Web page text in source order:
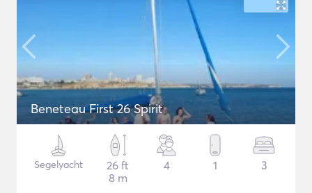
Beneteau First 26 Spirit
Segelyacht
26 ft
8 m
4 1 3